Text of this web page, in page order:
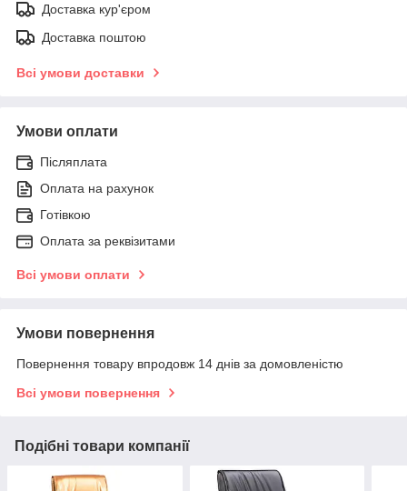
Доставка кур'єром
Доставка поштою
Всі умови доставки
Умови оплати
Післяплата
Оплата на рахунок
Готівкою
Оплата за реквізитами
Всі умови оплати
Умови повернення
Повернення товару впродовж 14 днів за домовленістю
Всі умови повернення
Подібні товари компанії